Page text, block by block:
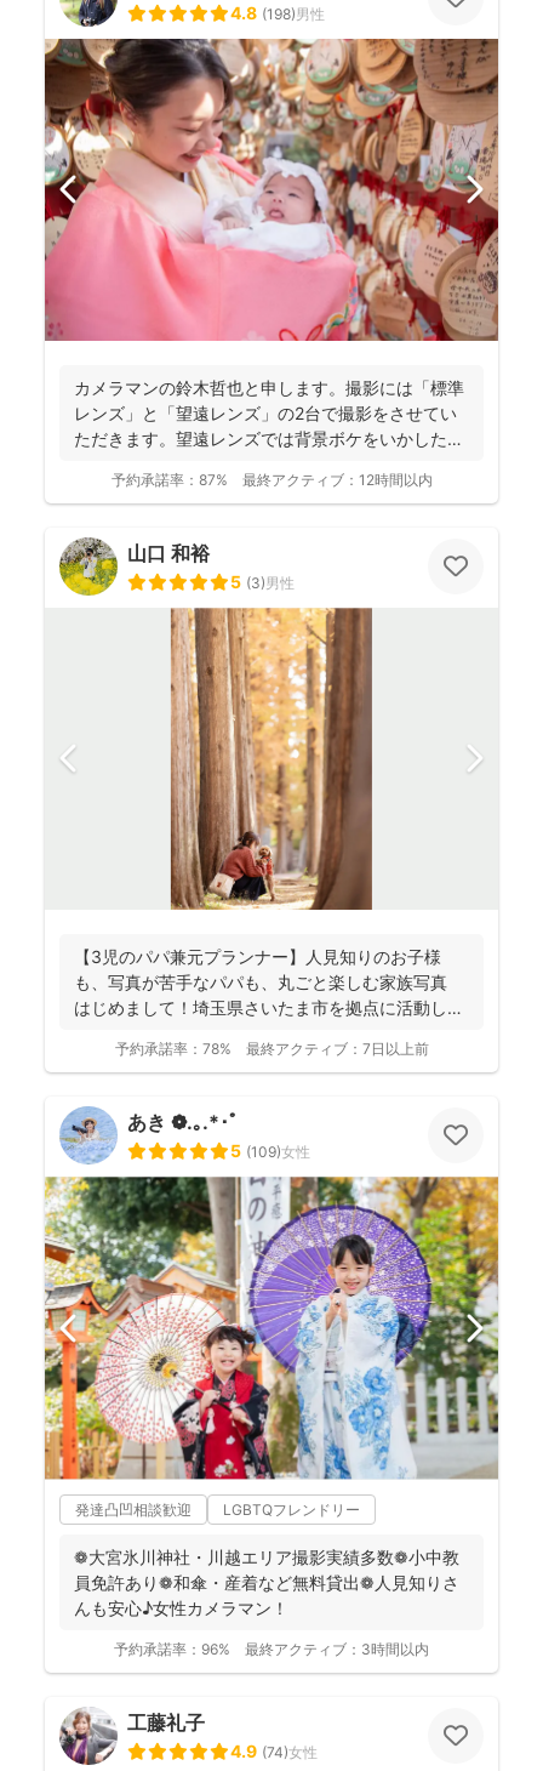
4.8 (198)男性
カメラマンの鈴木哲也と申します。撮影には「標準
レンズ」と「望遠レンズ」の2台で撮影をさせてい
ただきます。望遠レンズでは背景ボケをいかしたお
予約承諾率： 87% 最終アクティブ： 12時間以内
山口 和裕
5 (3)男性
【3児のパパ兼元プランナー】人見知りのお子様
も、写真が苦手なパパも、丸ごと楽しむ家族写真
はじめまして！埼玉県さいたま市を拠点に活動して
予約承諾率： 78% 最終アクティブ： 7日以上前
あき ❁.｡.*･ﾟ
5 (109)女性
発達凸凹相談歓迎 LGBTQフレンドリー
❁大宮氷川神社・川越エリア撮影実績多数❁小中教
員免許あり❁和傘・産着など無料貸出❁人見知りさ
んも安心♪女性カメラマン！
予約承諾率： 96% 最終アクティブ： 3時間以内
工藤礼子
4.9 (74)女性